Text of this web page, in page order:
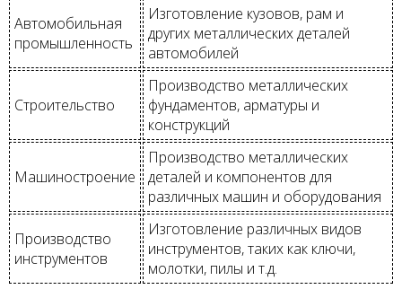
Автомобильная
промышленность
Изготовление кузовов, рам и
других металлических деталей
автомобилей
Строительство
Производство металлических
фундаментов, арматуры и
конструкций
Машиностроение
Производство металлических
деталей и компонентов для
различных машин и оборудования
Производство
инструментов
Изготовление различных видов
инструментов, таких как ключи,
молотки, пилы и т.д.